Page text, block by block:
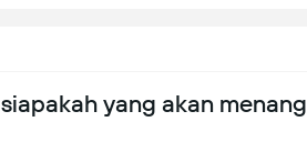
siapakah yang akan menang